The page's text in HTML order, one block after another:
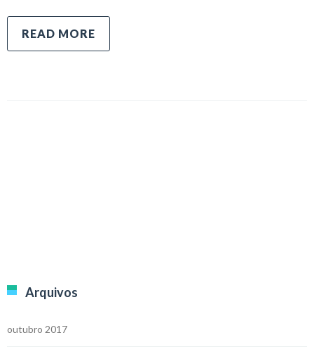
READ MORE
Arquivos
outubro 2017